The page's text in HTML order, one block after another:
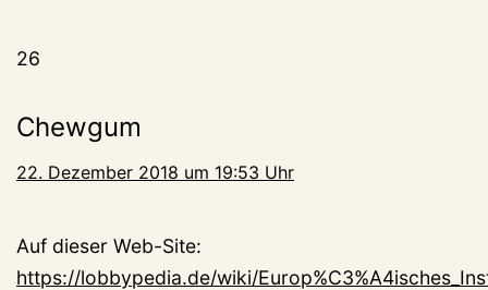
26
Chewgum
22. Dezember 2018 um 19:53 Uhr
Auf dieser Web-Site:
https://lobbypedia.de/wiki/